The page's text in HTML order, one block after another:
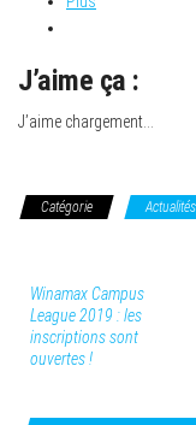
J’aime ça :
J’aime chargement…
Catégorie
Winamax Campus
League 2019 : les
inscriptions sont
ouvertes !